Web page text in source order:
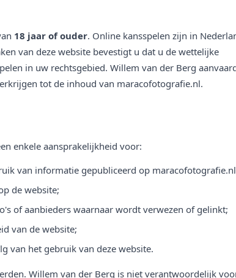
18 jaar of ouder. Online kansspelen zijn in
van deze website bevestigt u dat u de wettelijke
in uw rechtsgebied. Willem van der Berg
tot de inhoud van maracofotografie.nl.
enkele aansprakelijkheid voor:
van informatie gepubliceerd op
de website;
of aanbieders waarnaar wordt verwezen of gelinkt;
van de website;
van het gebruik van deze website.
Willem van der Berg is niet verantwoordelijk